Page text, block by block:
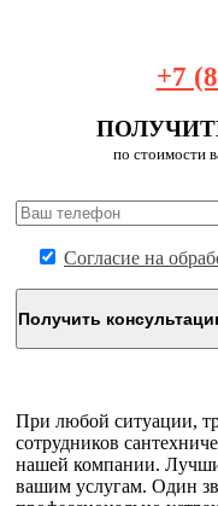
+7
по стоимости
Согласие на
При любой ситуации,
сотрудников
нашей компании.
вашим услугам. Один